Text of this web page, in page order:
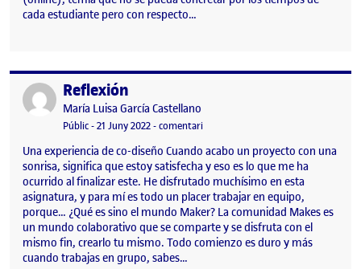
cada estudiante pero con respecto…
Publicat perReflexión
Publicat per
María Luisa García Castellano
Visibilitat:
Públic-Data de publicació
21 Juny 202221 juny, 2022 7:08 am
-comentariel Reflexión
Una experiencia de co-diseño Cuando acabo un proyecto con una
sonrisa, significa que estoy satisfecha y eso es lo que me ha
ocurrido al finalizar este. He disfrutado muchísimo en esta
asignatura, y para mí es todo un placer trabajar en equipo,
porque… ¿Qué es sino el mundo Maker? La comunidad Makes es
un mundo colaborativo que se comparte y se disfruta con el
mismo fin, crearlo tu mismo. Todo comienzo es duro y más
cuando trabajas en grupo, sabes…